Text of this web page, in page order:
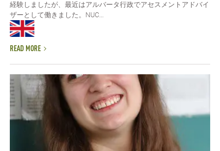
経験しましたが、最近はアルバータ行政でアセスメントアドバイ
ザーとして働きました。NUC...
READ MORE